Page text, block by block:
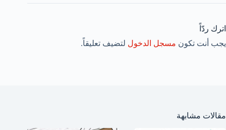
اترك ردّاً
يجب أنت تكون مسجل الدخول لتضيف تعليقاً.
مقالات مشابهة